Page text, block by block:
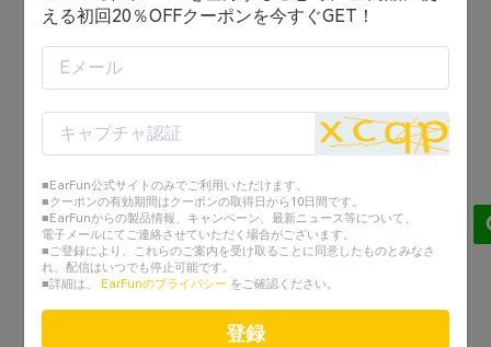
ログイン
または
アカウントを作成する
Googleでログイン
Facebookでログイン
パスワードを忘れた？
える初回20％OFFクーポンを今すぐGET！
■EarFun公式サイトのみでご利用いただけます。
■クーポンの有効期間はクーポンの取得日から10日間です。
■EarFunからの製品情報、キャンペーン、最新ニュース等について、
電子メールにてご連絡させていただく場合がございます。
■ご登録により、これらのご案内を受け取ることに同意したものとみなさ
れ、配信はいつでも停止可能です。
■詳細は、
EarFunのプライバシー をご確認ください。
登録